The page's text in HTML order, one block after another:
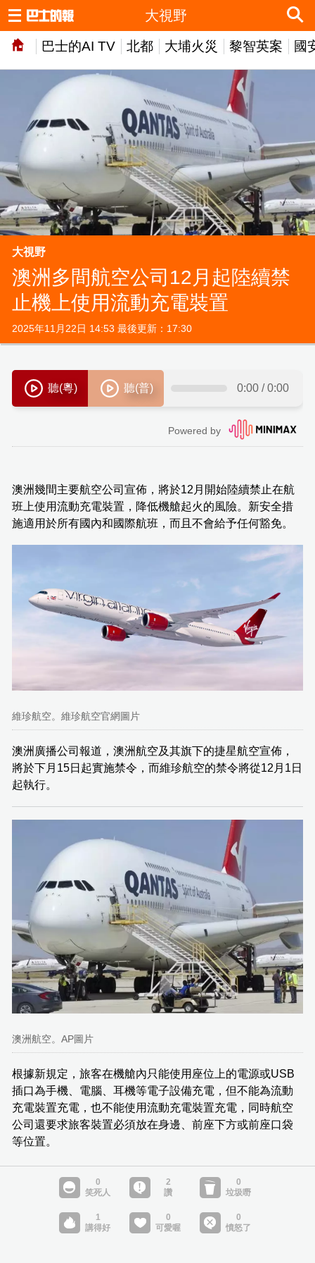
巴士的AI TV 北都 大埔火災 黎智英案 國
大視野
大視野
澳洲多間航空公司12月起陸續禁
止機上使用流動充電裝置
2025年11月22日 14:53 最後更新：17:30
澳洲幾間主要航空公司宣佈，將於12月開始陸續禁止在航
班上使用流動充電裝置，降低機艙起火的風險。新安全措
施適用於所有國內和國際航班，而且不會給予任何豁免。
維珍航空。維珍航空官網圖片
澳洲廣播公司報道，澳洲航空及其旗下的捷星航空宣佈，
將於下月15日起實施禁令，而維珍航空的禁令將從12月1日
起執行。
澳洲航空。AP圖片
根據新規定，旅客在機艙內只能使用座位上的電源或USB
插口為手機、電腦、耳機等電子設備充電，但不能為流動
充電裝置充電，也不能使用流動充電裝置充電，同時航空
公司還要求旅客裝置必須放在身邊、前座下方或前座口袋
等位置。